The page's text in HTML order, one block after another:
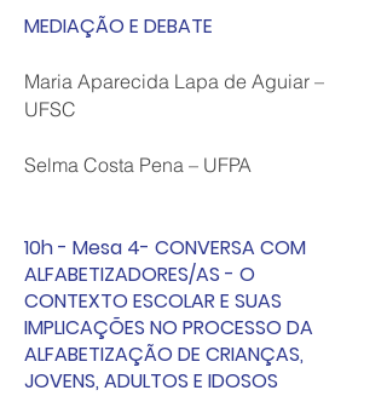
MEDIAÇÃO E DEBATE
Maria Aparecida Lapa de Aguiar –
UFSC
Selma Costa Pena – UFPA
10h - Mesa 4- CONVERSA COM
ALFABETIZADORES/AS - O
CONTEXTO ESCOLAR E SUAS
IMPLICAÇÕES NO PROCESSO DA
ALFABETIZAÇÃO DE CRIANÇAS,
JOVENS, ADULTOS E IDOSOS